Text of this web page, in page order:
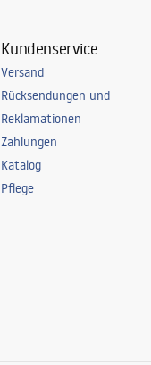
Kundenservice
Versand
Rücksendungen und
Reklamationen
Zahlungen
Katalog
Pflege